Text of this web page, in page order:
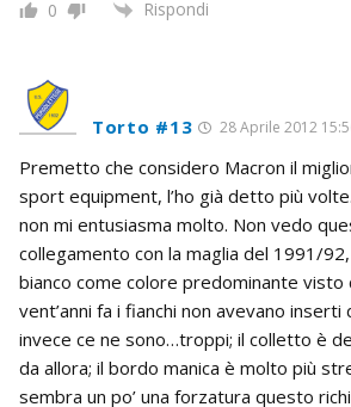
0 Rispondi
Torto #13 28 Aprile 2012
Premetto che considero Macron il
sport equipment, l’ho già detto più
non mi entusiasma molto. Non vedo
collegamento con la maglia del 1991/92,
bianco come colore predominante visto
vent’anni fa i fianchi non avevano inserti
invece ce ne sono…troppi; il colletto è
da allora; il bordo manica è molto più
sembra un po’ una forzatura questo